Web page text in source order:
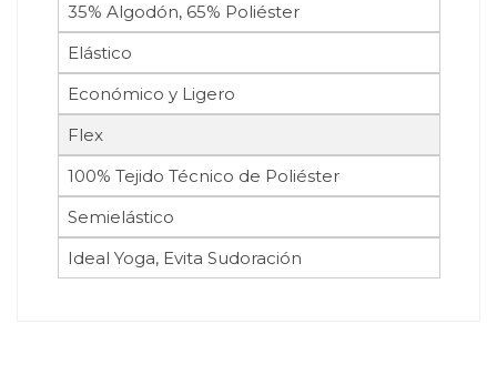
35% Algodón, 65% Poliéster
Elástico
Económico y Ligero
Flex
100% Tejido Técnico de Poliéster
Semielástico
Ideal Yoga, Evita Sudoración